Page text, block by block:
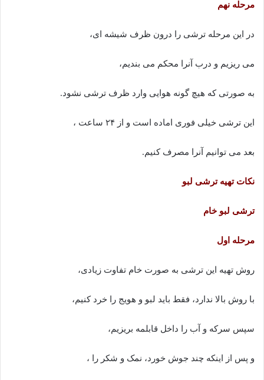
مرحله نهم
در این مرحله ترشی را درون ظرف شیشه ای،
می ریزیم و درب آنرا محکم می بندیم،
به صورتی که هیچ گونه هوایی وارد ظرف ترشی نشود.
این ترشی خیلی فوری اماده است و از ۲۴ ساعت ،
بعد می توانیم آنرا مصرف کنیم.
نکات تهیه ترشی لبو
ترشی لبو خام
مرحله اول
روش تهیه این ترشی به صورت خام تفاوت زیادی،
با روش بالا ندارد، فقط باید لبو و هویج را خرد کنیم،
سپس سرکه و آب را داخل قابلمه بریزیم،
و پس از اینکه چند جوش خورد، نمک و شکر را ،